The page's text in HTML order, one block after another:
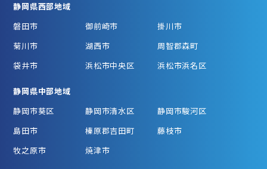
静岡県西部地域
磐田市
御前崎市
掛川市
菊川市
湖西市
周智郡森町
袋井市
浜松市中央区 浜松市浜名区
静岡県中部地域
静岡市葵区
静岡市清水区
静岡市駿河区
島田市
榛原郡吉田町
藤枝市
牧之原市
焼津市